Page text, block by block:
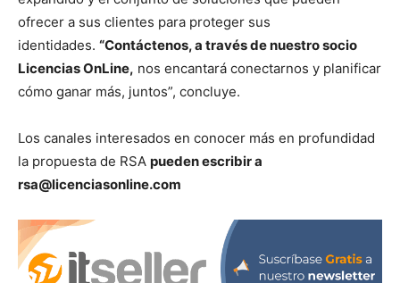
ofrecer a sus clientes para proteger sus
identidades. “Contáctenos, a través de nuestro socio
Licencias OnLine, nos encantará conectarnos y planificar
cómo ganar más, juntos”, concluye.
Los canales interesados en conocer más en profundidad
la propuesta de RSA pueden escribir a
rsa@licenciasonline.com